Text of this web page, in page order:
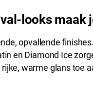
looks maak
opvallende
en Diamond Ice
warme glans toe